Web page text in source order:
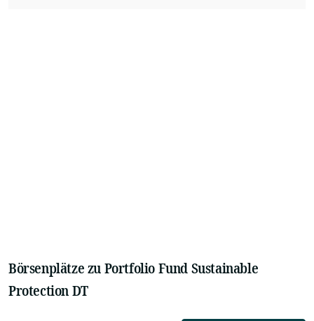
Börsenplätze zu Portfolio Fund Sustainable
Protection DT